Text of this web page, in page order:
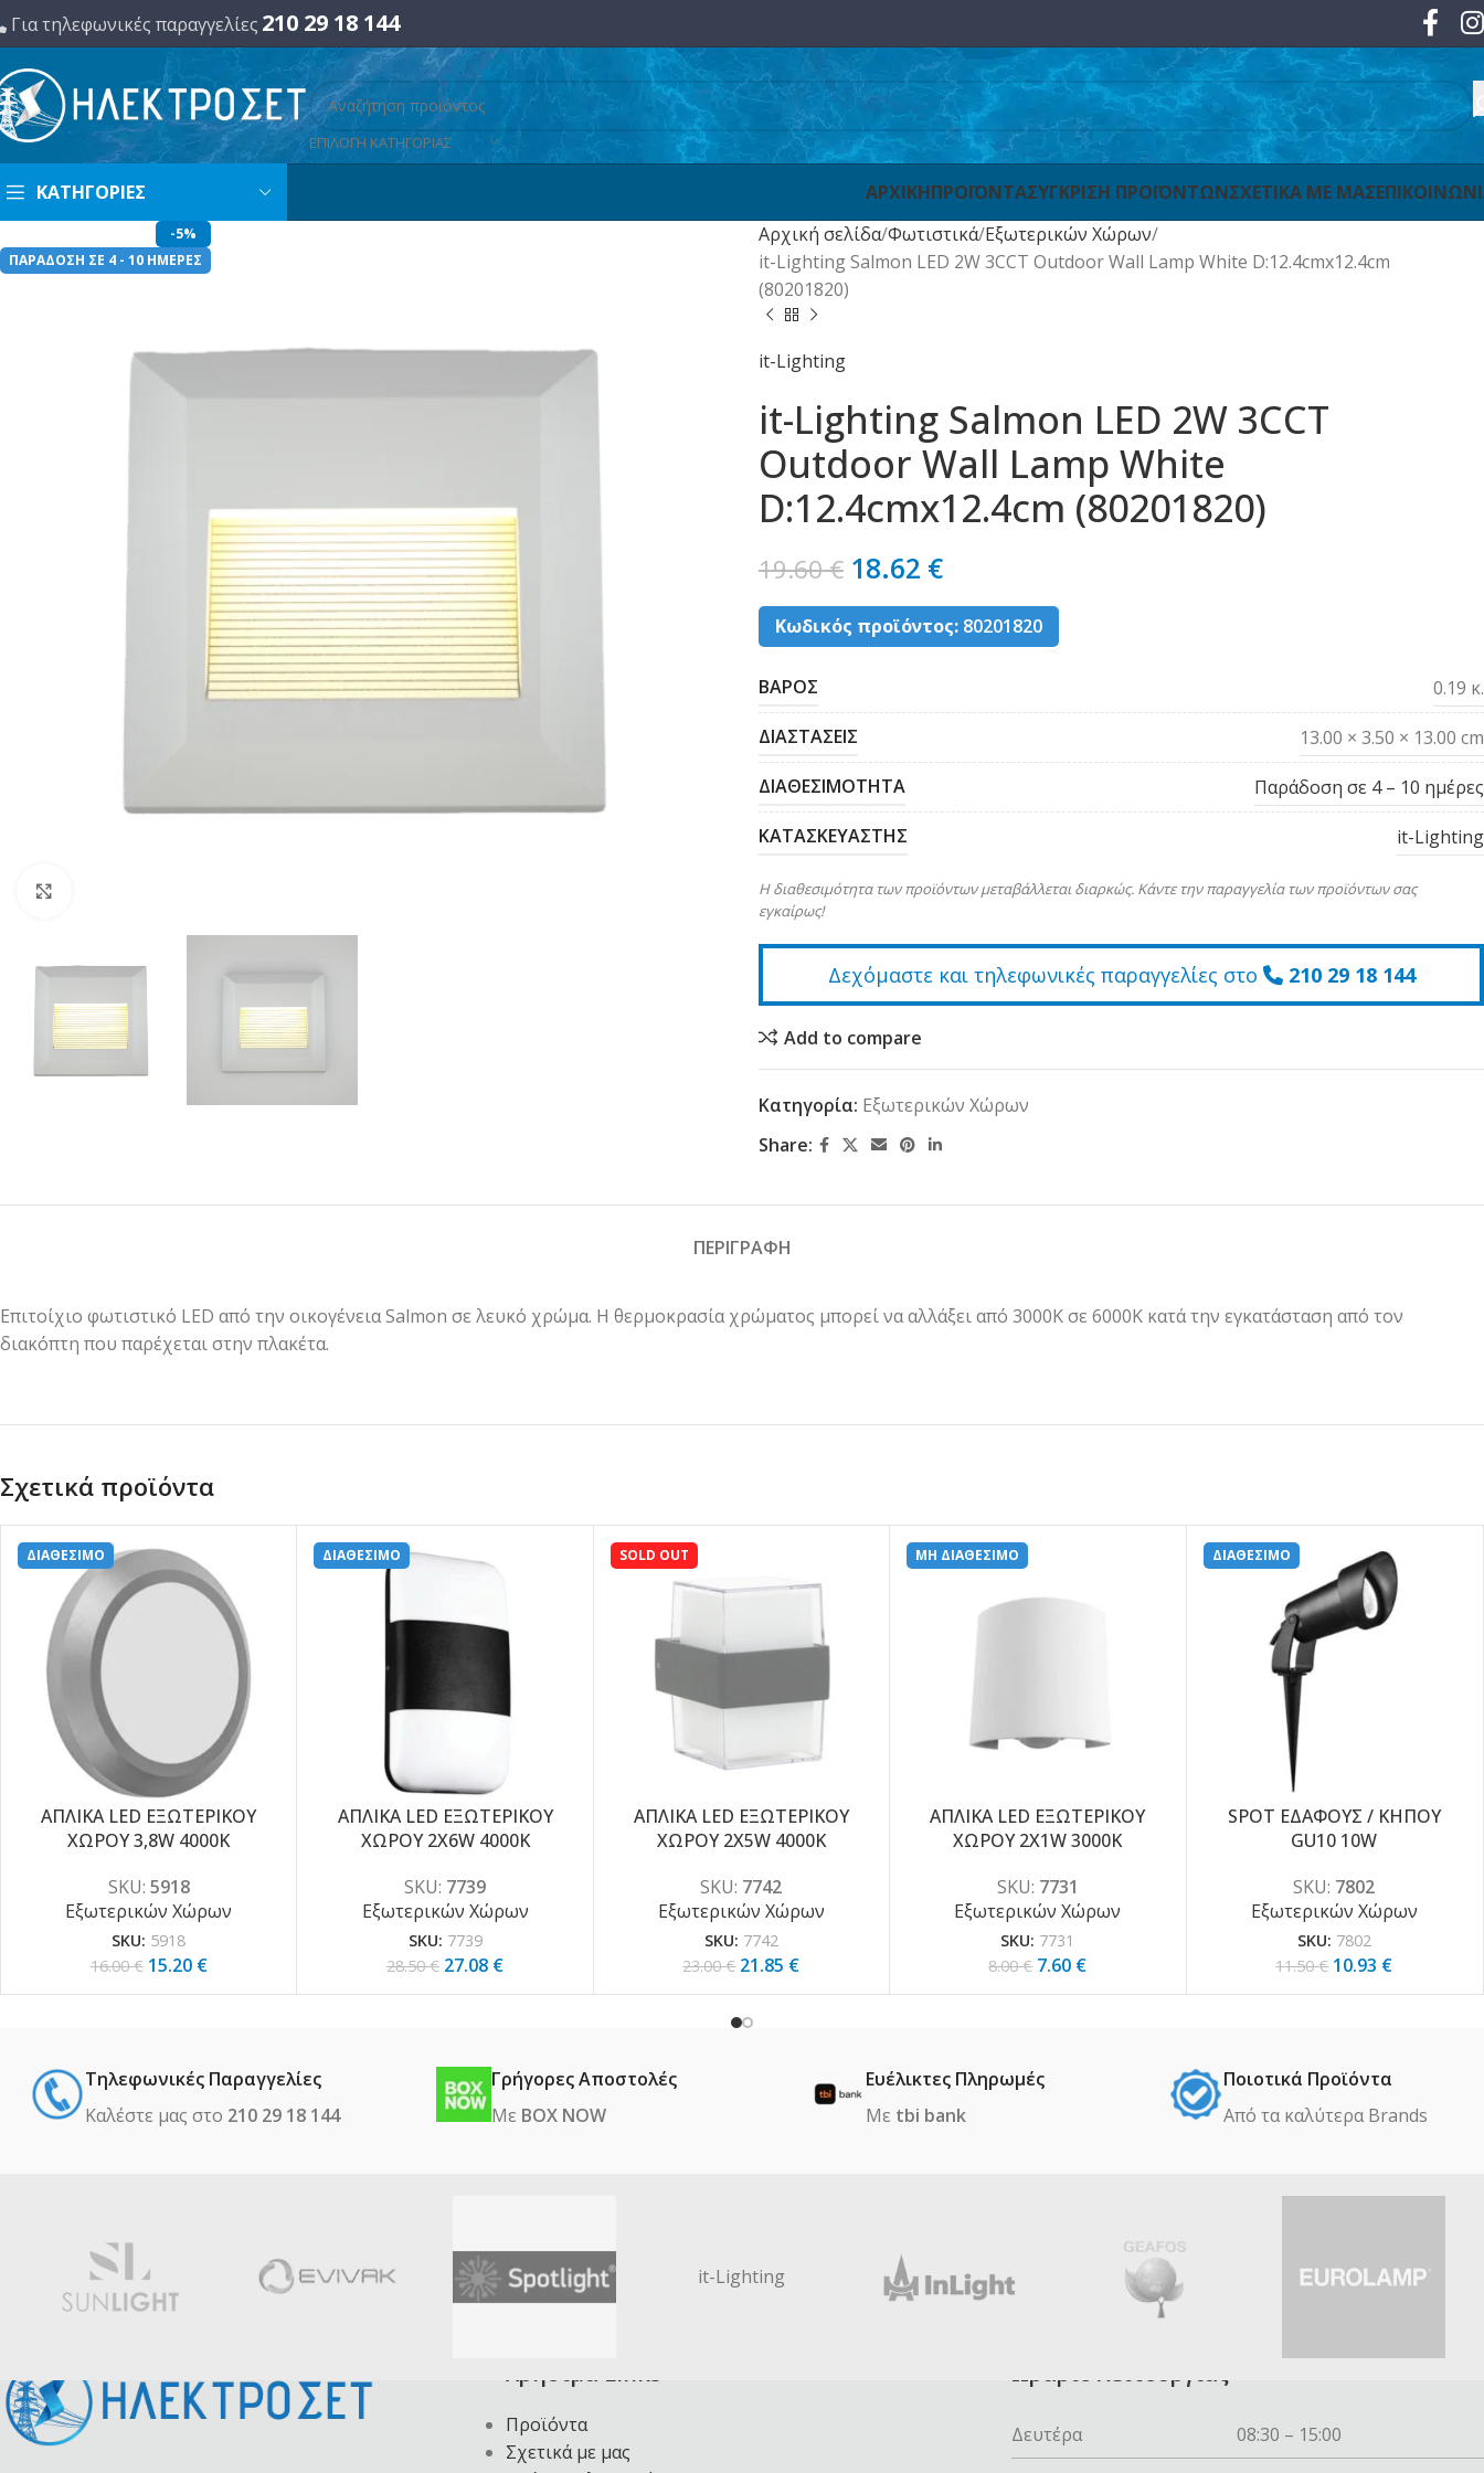
Για τηλεφωνικές παραγγελίες 210 29 18 144
ΕΠΙΛΟΓΗ ΚΑΤΗΓΟΡΙΑΣ
ΚΑΤΗΓΟΡΙΕΣ ΑΡΧΙΚΗΠΡΟΪΟΝΤΑΣΥΓΚΡΙΣΗ ΠΡΟΪΟΝΤΩΝΣΧΕΤΙΚΑ ΜΕ ΜΑΣ
-5%
ΠΑΡΑΔΟΣΗ ΣΕ 4 - 10 ΗΜΕΡΕΣ
Αρχική σελίδα Φωτιστικά Εξωτερικών Χώρων
it-Lighting Salmon LED 2W 3CCT Outdoor Wall Lamp White D:12.4cmx12.4cm
(80201820)
it-Lighting
it-Lighting Salmon LED 2W 3CCT
Outdoor Wall Lamp White
D:12.4cmx12.4cm (80201820)
19.60€ 18.62 €
Κωδικός προϊόντος: 80201820
ΒΑΡΟΣ 0.19 κ.
ΔΙΑΣΤΑΣΕΙΣ 13.00 × 3.50 × 13.00 cm
ΔΙΑΘΕΣΙΜΟΤΗΤΑ Παράδοση σε 4 – 10 ημέρες
ΚΑΤΑΣΚΕΥΑΣΤΗΣ it-Lighting
Η διαθεσιμότητα των προϊόντων μεταβάλλεται διαρκώς. Κάντε την παραγγελία των προϊόντων σας
εγκαίρως!
Δεχόμαστε και τηλεφωνικές παραγγελίες στο 210 29 18 144
Add to compare
Κατηγορία: Εξωτερικών Χώρων
Share:
ΠΕΡΙΓΡΑΦΗ
Επιτοίχιο φωτιστικό LED από την οικογένεια Salmon σε λευκό χρώμα. Η θερμοκρασία χρώματος μπορεί να αλλάξει από 3000K σε 6000K κατά την εγκατάσταση από τον
διακόπτη που παρέχεται στην πλακέτα.
Σχετικά προϊόντα
-5%
ΔΙΑΘΕΣΙΜΟ
ΑΠΛΙΚΑ LED ΕΞΩΤΕΡΙΚΟΥ
ΧΩΡΟΥ 3,8W 4000K
SKU: 5918
Εξωτερικών Χώρων
SKU: 5918
16.00€ 15.20 €
-5%
ΔΙΑΘΕΣΙΜΟ
ΑΠΛΙΚΑ LED ΕΞΩΤΕΡΙΚΟΥ
ΧΩΡΟΥ 2X6W 4000K
SKU: 7739
Εξωτερικών Χώρων
SKU: 7739
28.50€ 27.08 €
-5%
SOLD OUT
ΑΠΛΙΚΑ LED ΕΞΩΤΕΡΙΚΟΥ
ΧΩΡΟΥ 2X5W 4000K
SKU: 7742
Εξωτερικών Χώρων
SKU: 7742
23.00€ 21.85 €
-5%
ΜΗ ΔΙΑΘΕΣΙΜΟ
ΑΠΛΙΚΑ LED ΕΞΩΤΕΡΙΚΟΥ
ΧΩΡΟΥ 2X1W 3000K
SKU: 7731
Εξωτερικών Χώρων
SKU: 7731
8.00€ 7.60 €
-5%
ΔΙΑΘΕΣΙΜΟ
SPOT ΕΔΑΦΟΥΣ / ΚΗΠΟΥ
GU10 10W
SKU: 7802
Εξωτερικών Χώρων
SKU: 7802
11.50€ 10.93 €
Τηλεφωνικές Παραγγελίες
Καλέστε μας στο 210 29 18 144
Γρήγορες Αποστολές
Με BOX NOW
Ευέλικτες Πληρωμές
Με tbi bank
Ποιοτικά Προϊόντα
Από τα καλύτερα Βrands
it-Lighting
Χρήσιμα Links
Προϊόντα
Σχετικά με μας
Ωράριο λειτουργίας
Δευτέρα
08:30 – 15:00